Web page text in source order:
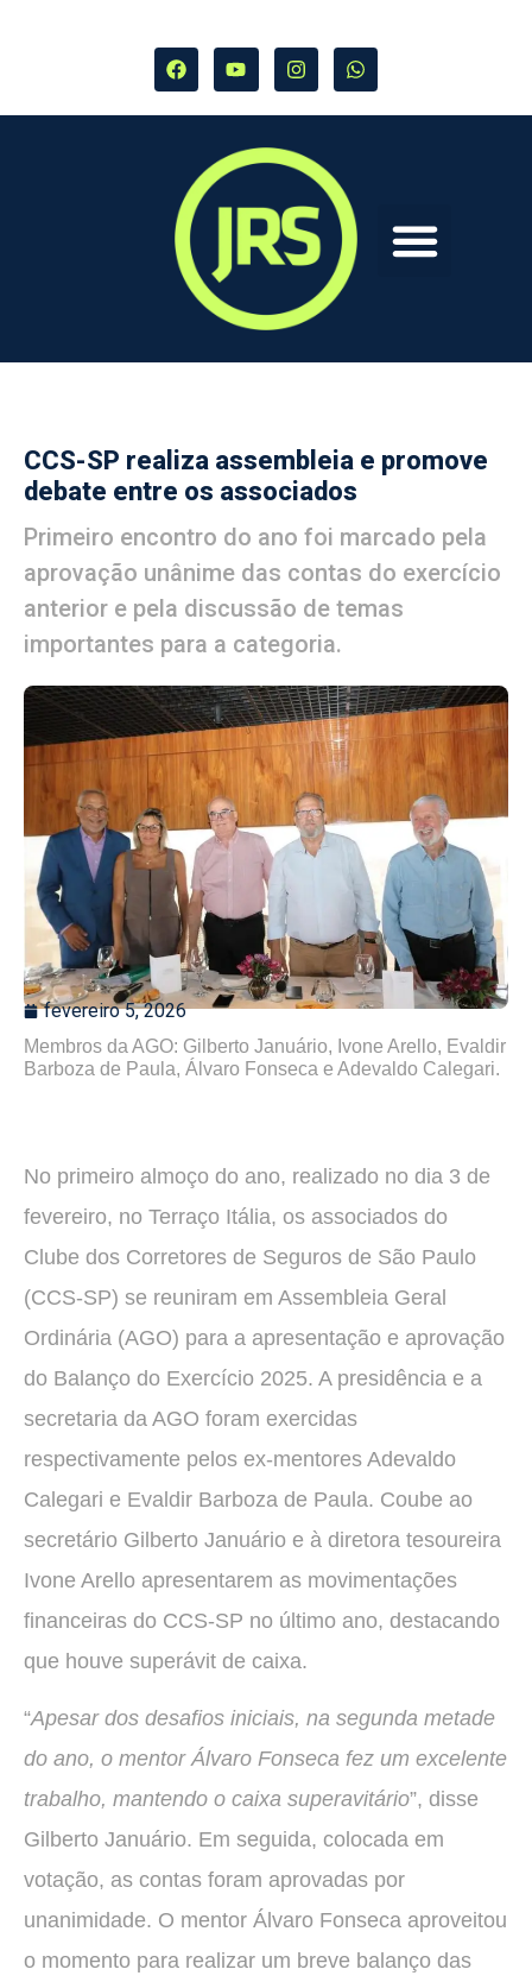
CCS-SP realiza assembleia e promove
debate entre os associados
Primeiro encontro do ano foi marcado pela
aprovação unânime das contas do exercício
anterior e pela discussão de temas
importantes para a categoria.
fevereiro 5, 2026
Membros da AGO: Gilberto Januário, Ivone Arello, Evaldir
Barboza de Paula, Álvaro Fonseca e Adevaldo Calegari.
No primeiro almoço do ano, realizado no dia 3 de
fevereiro, no Terraço Itália, os associados do
Clube dos Corretores de Seguros de São Paulo
(CCS-SP) se reuniram em Assembleia Geral
Ordinária (AGO) para a apresentação e aprovação
do Balanço do Exercício 2025. A presidência e a
secretaria da AGO foram exercidas
respectivamente pelos ex-mentores Adevaldo
Calegari e Evaldir Barboza de Paula. Coube ao
secretário Gilberto Januário e à diretora tesoureira
Ivone Arello apresentarem as movimentações
financeiras do CCS-SP no último ano, destacando
que houve superávit de caixa.
“Apesar dos desafios iniciais, na segunda metade
do ano, o mentor Álvaro Fonseca fez um excelente
trabalho, mantendo o caixa superavitário”, disse
Gilberto Januário. Em seguida, colocada em
votação, as contas foram aprovadas por
unanimidade. O mentor Álvaro Fonseca aproveitou
o momento para realizar um breve balanço das